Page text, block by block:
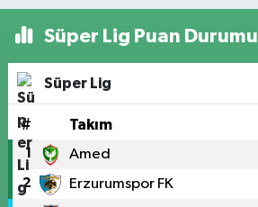
Süper Lig Puan Durumu
Süper Lig
# Takım
1 Amed
2 Erzurumspor FK